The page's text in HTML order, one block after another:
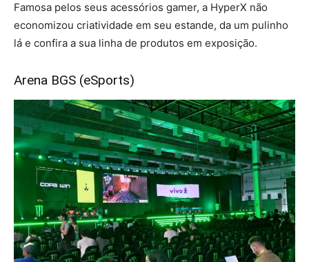
Famosa pelos seus acessórios gamer, a HyperX não
economizou criatividade em seu estande, da um pulinho
lá e confira a sua linha de produtos em exposição.
Arena BGS (eSports)